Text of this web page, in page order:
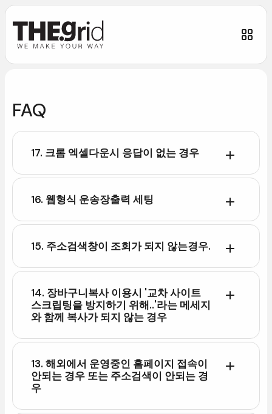
FAQ
17.크롬엑셀다운시응답이없는경우
16.웹형식운송장출력세팅
15.주소검색창이조회가되지않는경우.
14.장바구니복사이용시'교차사이트
스크립팅을방지하기위해..'라는메세지
와함께복사가되지않는경우
13.해외에서운영중인홈페이지접속이
안되는경우또는주소검색이안되는경
우